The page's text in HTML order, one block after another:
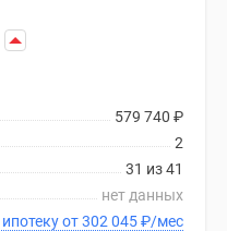
579 740 ₽
2
31 из 41
нет данных
В ипотеку от 302 045₽/мес